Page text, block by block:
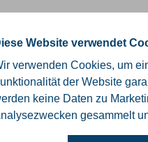
Website verwendet
verwenden Cookies, um
der Website
keine Daten zu
gesammelt
abgeleitet aus
SHP
Datensätze? Wenden Sie sich